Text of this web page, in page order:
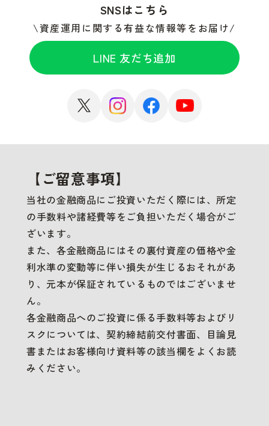
SNSはこちら
資産運用に関する有益な情報等をお届け
LINE 友だち追加
【ご留意事項】
当社の金融商品にご投資いただく際には、所定
の手数料や諸経費等をご負担いただく場合がご
ざいます。
また、各金融商品にはその裏付資産の価格や金
利水準の変動等に伴い損失が生じるおそれがあ
り、元本が保証されているものではございませ
ん。
各金融商品へのご投資に係る手数料等およびリ
スクについては、契約締結前交付書面、目論見
書またはお客様向け資料等の該当欄をよくお読
みください。